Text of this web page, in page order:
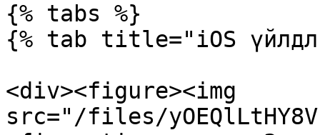
{% tabs %}
{% tab title="iOS
<div><figure><img
src="/files/